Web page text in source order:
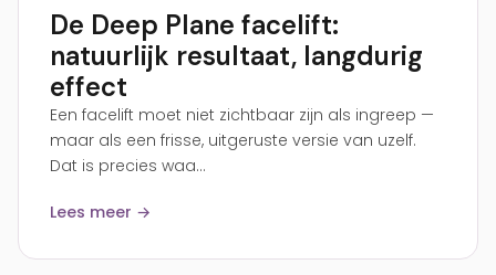
De Deep Plane facelift:
natuurlijk resultaat, langdurig
effect
Een facelift moet niet zichtbaar zijn als ingreep —
maar als een frisse, uitgeruste versie van uzelf.
Dat is precies waa...
Lees meer →